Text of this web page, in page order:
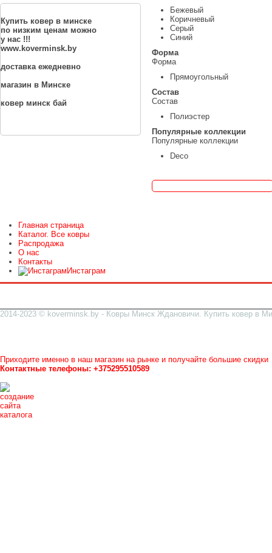
Купить ковер в минске
по низким ценам можно
у нас !!!
www.koverminsk.by
доставка ежедневно
магазин в Минске
ковер минск бай
Бежевый
Коричневый
Серый
Синий
Форма
Форма
Прямоугольный
Состав
Состав
Полиэстер
Популярные коллекции
Популярные коллекции
Deco
Главная страница
Каталог. Все ковры
Распродажа
О нас
Контакты
Инстаграм
2014-2023 © koverminsk.by - Ковры Минск Ждановичи. Купить ковер в
Приходите именно в наш магазин на рынке и получайте большие скидки
Контактные телефоны: +375295510589